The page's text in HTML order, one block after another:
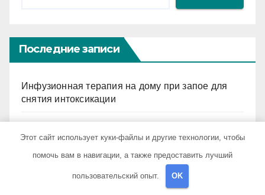
Последние записи
Инфузионная терапия на дому при запое для
снятия интоксикации
Узбекистана
Основные принципы оказания наркологической
Этот сайт использует куки-файлы и другие технологии, чтобы
помочь вам в навигации, а также предоставить лучший
пользовательский опыт. OK